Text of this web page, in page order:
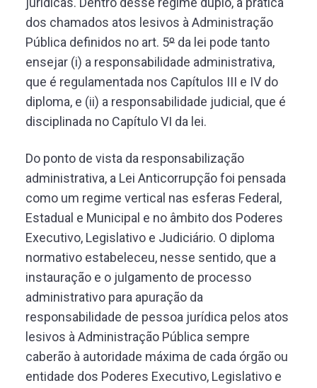
dos chamados atos lesivos à Administração
Pública definidos no art. 5º da lei pode tanto
ensejar (i) a responsabilidade administrativa,
que é regulamentada nos Capítulos III e IV do
diploma, e (ii) a responsabilidade judicial, que é
disciplinada no Capítulo VI da lei.
Do ponto de vista da responsabilização
administrativa, a Lei Anticorrupção foi pensada
como um regime vertical nas esferas Federal,
Estadual e Municipal e no âmbito dos Poderes
Executivo, Legislativo e Judiciário. O diploma
normativo estabeleceu, nesse sentido, que a
instauração e o julgamento de processo
administrativo para apuração da
responsabilidade de pessoa jurídica pelos atos
lesivos à Administração Pública sempre
caberão à autoridade máxima de cada órgão ou
entidade dos Poderes Executivo, Legislativo e